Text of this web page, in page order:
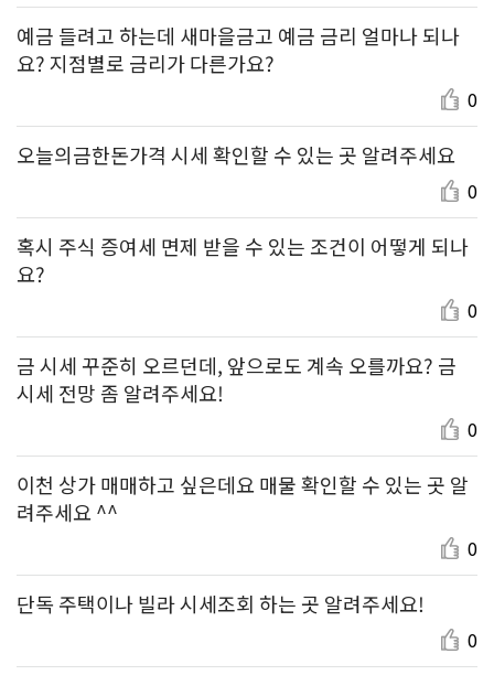
예금 들려고 하는데 새마을금고 예금 금리 얼마나 되나
요? 지점별로 금리가 다른가요?
0
오늘의금한돈가격 시세 확인할 수 있는 곳 알려주세요
0
혹시 주식 증여세 면제 받을 수 있는 조건이 어떻게 되나
요?
0
금 시세 꾸준히 오르던데, 앞으로도 계속 오를까요? 금
시세 전망 좀 알려주세요!
0
이천 상가 매매하고 싶은데요 매물 확인할 수 있는 곳 알
려주세요 ^^
0
단독 주택이나 빌라 시세조회 하는 곳 알려주세요!
0